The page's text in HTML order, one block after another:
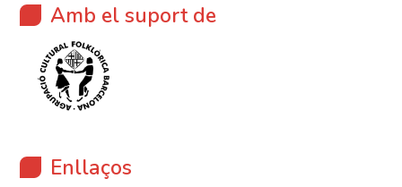
Amb el suport de
Enllaços